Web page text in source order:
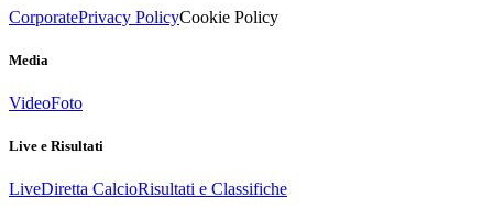
CorporatePrivacy PolicyCookie Policy
Media
VideoFoto
Live e Risultati
LiveDiretta CalcioRisultati e Classifiche